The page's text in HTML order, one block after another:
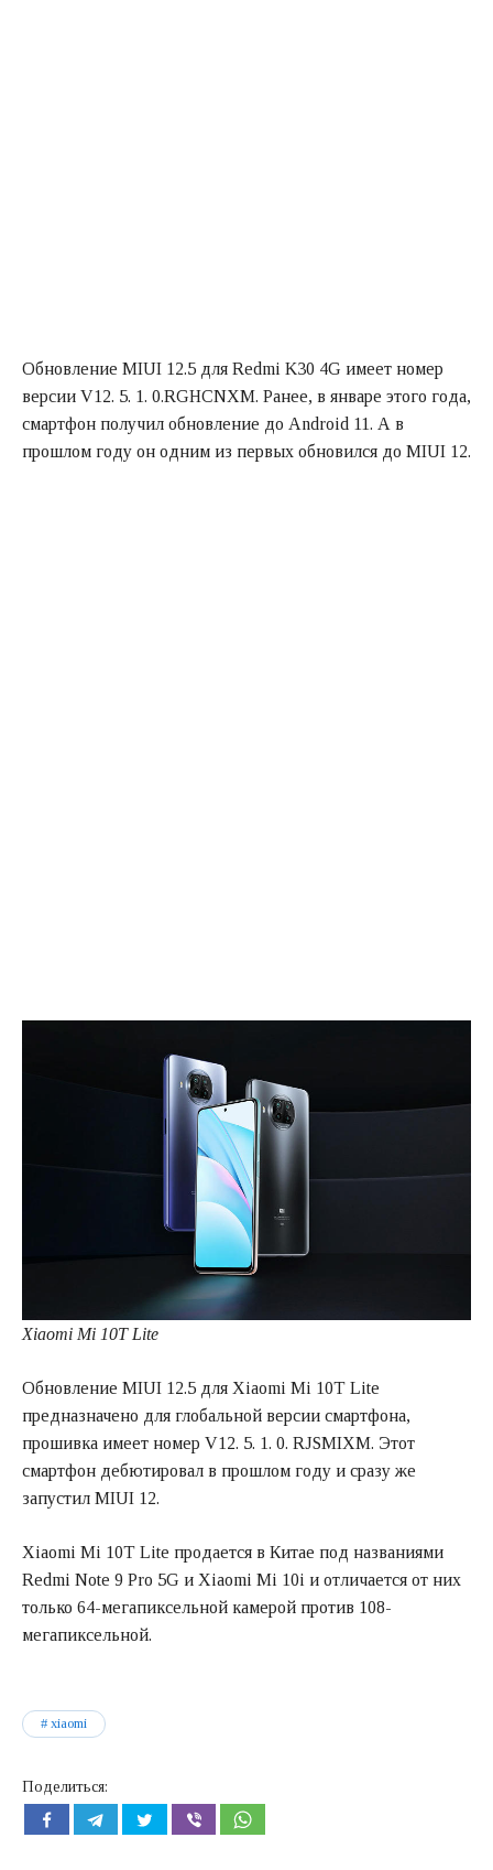
Обновление MIUI 12.5 для Redmi K30 4G имеет номер
версии V12. 5. 1. 0.RGHCNXM. Ранее, в январе этого года,
смартфон получил обновление до Android 11. А в
прошлом году он одним из первых обновился до MIUI 12.
Xiaomi Mi 10T Lite
Обновление MIUI 12.5 для Xiaomi Mi 10T Lite
предназначено для глобальной версии смартфона,
прошивка имеет номер V12. 5. 1. 0. RJSMIXM. Этот
смартфон дебютировал в прошлом году и сразу же
запустил MIUI 12.
Xiaomi Mi 10T Lite продается в Китае под названиями
Redmi Note 9 Pro 5G и Xiaomi Mi 10i и отличается от них
только 64-мегапиксельной камерой против 108-
мегапиксельной.
xiaomi
Поделиться: